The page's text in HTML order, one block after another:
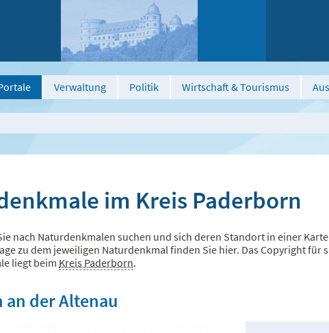
Verwaltung Politik Wirtschaft & Tourismus
im Kreis Paderborn
nach Naturdenkmalen suchen und sich deren Standort in einer
zu dem jeweiligen Naturdenkmal finden Sie hier. Das Copyright
liegt beim Kreis Paderborn.
an der Altenau